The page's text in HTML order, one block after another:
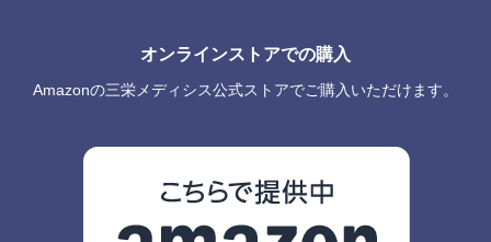
オンラインストアでの購入
Amazonの三栄メディシス公式ストアでご購入いただけます。